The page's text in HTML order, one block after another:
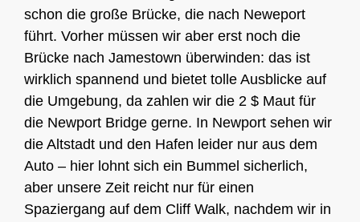
schon die große Brücke, die nach Neweport
führt. Vorher müssen wir aber erst noch die
Brücke nach Jamestown überwinden: das ist
wirklich spannend und bietet tolle Ausblicke auf
die Umgebung, da zahlen wir die 2 $ Maut für
die Newport Bridge gerne. In Newport sehen wir
die Altstadt und den Hafen leider nur aus dem
Auto – hier lohnt sich ein Bummel sicherlich,
aber unsere Zeit reicht nur für einen
Spaziergang auf dem Cliff Walk, nachdem wir in